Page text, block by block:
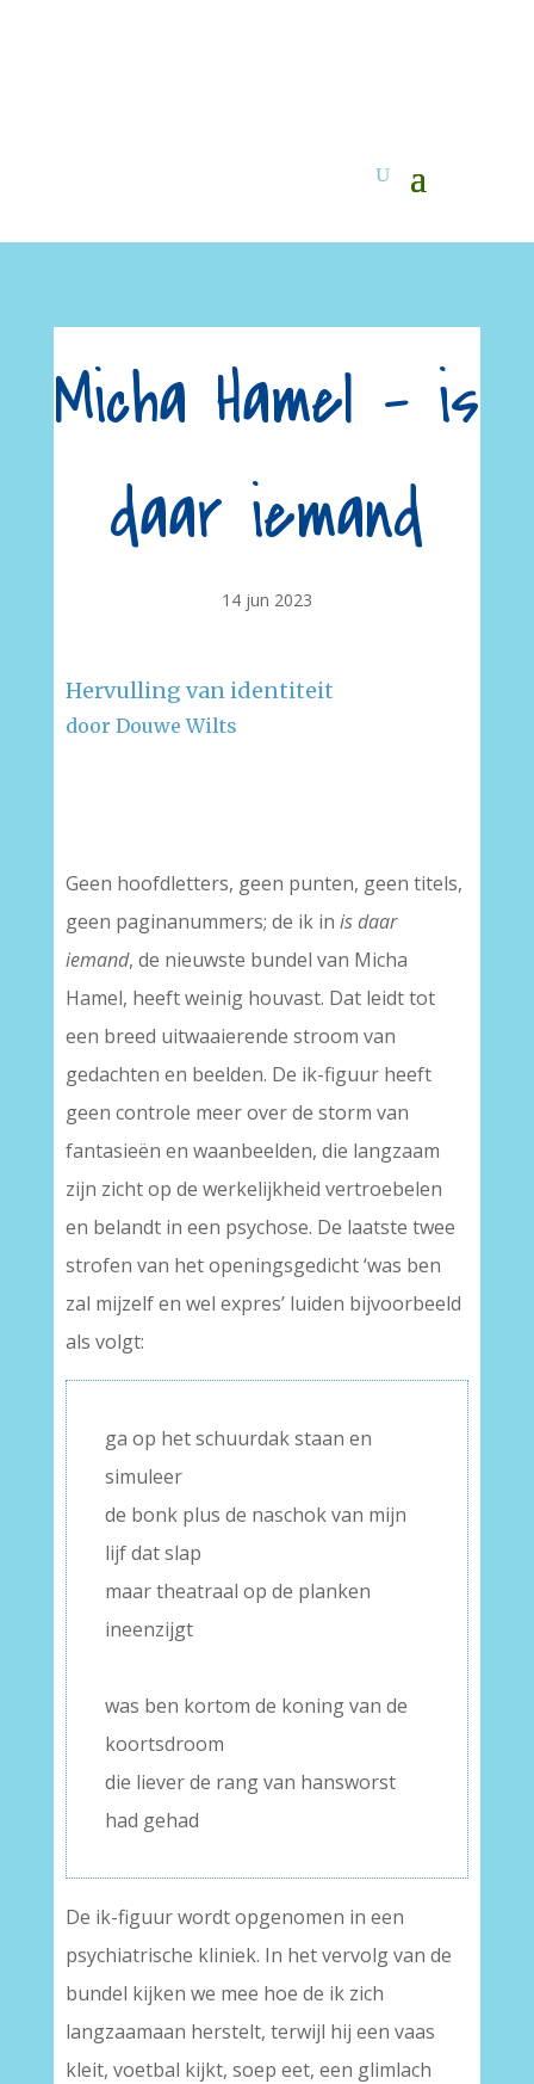
Micha Hamel – is
daar iemand
14 jun 2023
Hervulling van identiteit
door Douwe Wilts
Geen hoofdletters, geen punten, geen titels,
geen paginanummers; de ik in is daar
iemand, de nieuwste bundel van Micha
Hamel, heeft weinig houvast. Dat leidt tot
een breed uitwaaierende stroom van
gedachten en beelden. De ik-figuur heeft
geen controle meer over de storm van
fantasieën en waanbeelden, die langzaam
zijn zicht op de werkelijkheid vertroebelen
en belandt in een psychose. De laatste twee
strofen van het openingsgedicht ‘was ben
zal mijzelf en wel expres’ luiden bijvoorbeeld
als volgt:
ga op het schuurdak staan en
simuleer
de bonk plus de naschok van mijn
lijf dat slap
maar theatraal op de planken
ineenzijgt
was ben kortom de koning van de
koortsdroom
die liever de rang van hansworst
had gehad
De ik-figuur wordt opgenomen in een
psychiatrische kliniek. In het vervolg van de
bundel kijken we mee hoe de ik zich
langzaamaan herstelt, terwijl hij een vaas
kleit, voetbal kijkt, soep eet, een glimlach